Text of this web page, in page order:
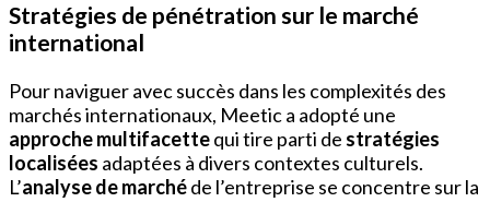
Stratégies de pénétration sur le marché
international
Pour naviguer avec succès dans les complexités des
marchés internationaux, Meetic a adopté une
approche multifacettequi tire parti de stratégies
localisées adaptées à divers contextes culturels.
L’analyse de marchéde l’entreprise se concentre sur la